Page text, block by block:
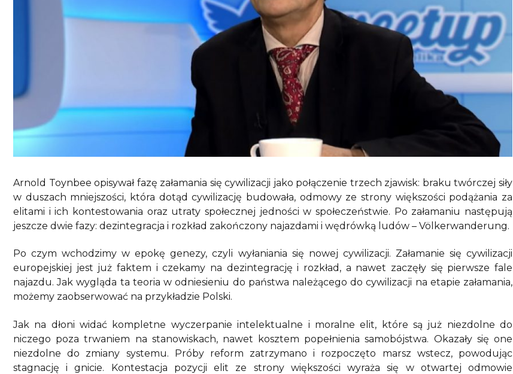
Arnold Toynbee opisywał fazę załamania się cywilizacji jako połączenie trzech zjawisk: braku twórczej siły
w duszach mniejszości, która dotąd cywilizację budowała, odmowy ze strony większości podążania za
elitami i ich kontestowania oraz utraty społecznej jedności w społeczeństwie. Po załamaniu następują
jeszcze dwie fazy: dezintegracja i rozkład zakończony najazdami i wędrówką ludów – Völkerwanderung.
Po czym wchodzimy w epokę genezy, czyli wyłaniania się nowej cywilizacji. Załamanie się cywilizacji
europejskiej jest już faktem i czekamy na dezintegrację i rozkład, a nawet zaczęły się pierwsze fale
najazdu. Jak wygląda ta teoria w odniesieniu do państwa należącego do cywilizacji na etapie załamania,
możemy zaobserwować na przykładzie Polski.
Jak na dłoni widać kompletne wyczerpanie intelektualne i moralne elit, które są już niezdolne do
niczego poza trwaniem na stanowiskach, nawet kosztem popełnienia samobójstwa. Okazały się one
niezdolne do zmiany systemu. Próby reform zatrzymano i rozpoczęto marsz wstecz, powodując
stagnację i gnicie. Kontestacja pozycji elit ze strony większości wyraża się w otwartej odmowie